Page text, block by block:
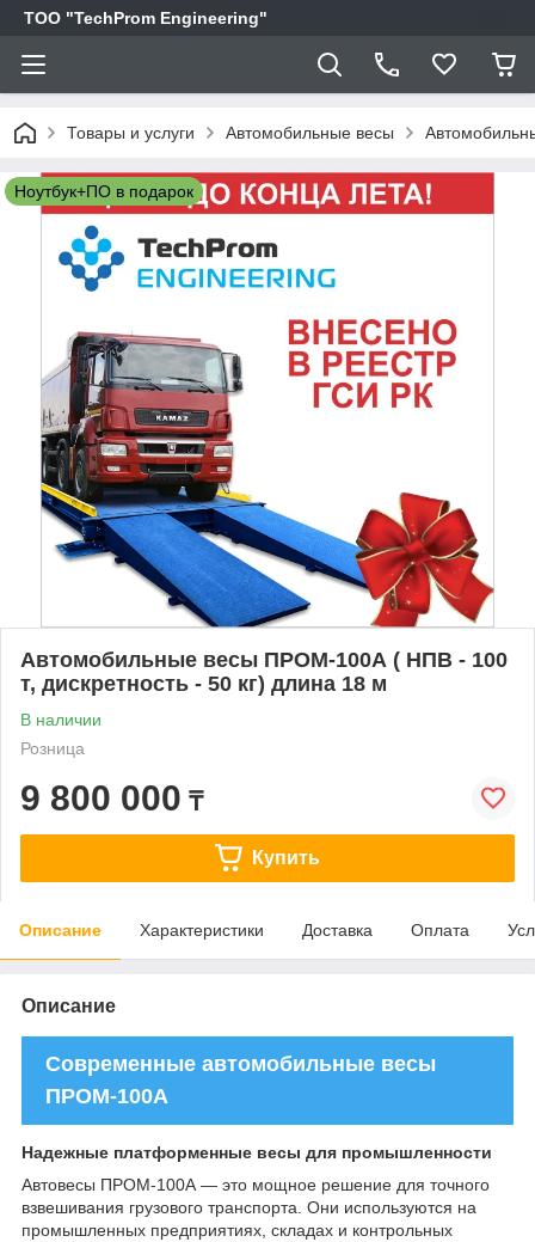
ТОО "TechProm Engineering"
Товары и услуги Автомобильные весы
Ноутбук+ПО в подарок
Автомобильные весы ПРОМ-100А ( НПВ - 100
т, дискретность - 50 кг) длина 18 м
В наличии
Розница
9 800 000 ₸
Купить
Описание Характеристики Доставка Оплата
Описание
Современные автомобильные весы
ПРОМ-100А
Надежные платформенные весы для промышленности
Автовесы ПРОМ-100А — это мощное решение для точного
взвешивания грузового транспорта. Они используются на
промышленных предприятиях, складах и контрольных